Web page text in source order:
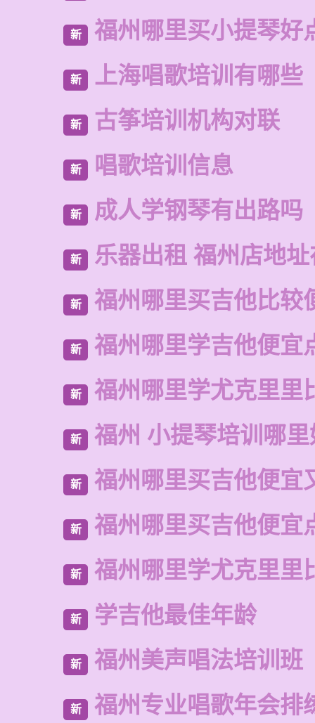
新 福州哪里买小提琴好
新 上海唱歌培训有哪些
新 古筝培训机构对联
新 唱歌培训信息
新 成人学钢琴有出路吗
新 乐器出租 福州店地
新 福州哪里买吉他比较
新 福州哪里学吉他便宜
新 福州哪里学尤克里里
新 福州 小提琴培训哪里
新 福州哪里买吉他便宜
新 福州哪里买吉他便宜
新 福州哪里学尤克里里
新 学吉他最佳年龄
新 福州美声唱法培训班
新 福州专业唱歌年会排